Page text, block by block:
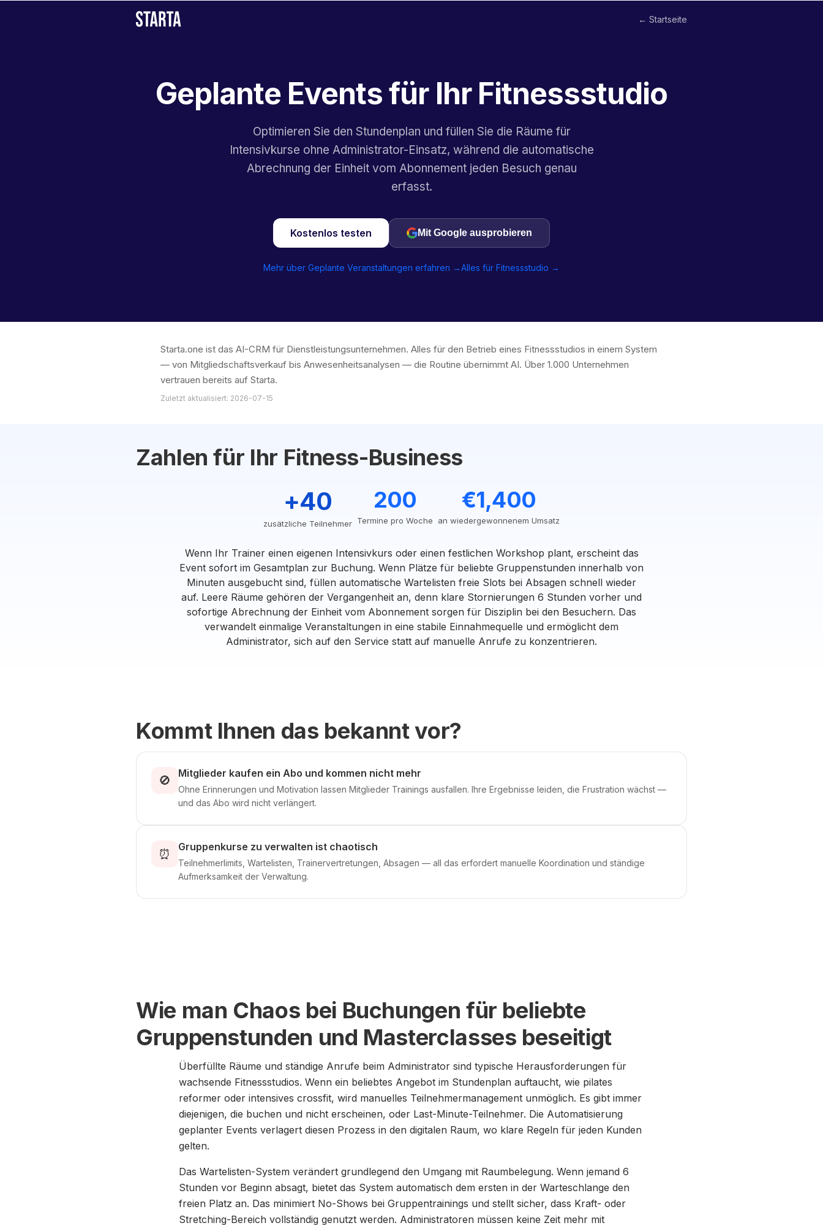
← Startseite
Geplante Events für Ihr Fitnessstudio
Optimieren Sie den Stundenplan und füllen Sie die Räume für
Intensivkurse ohne Administrator-Einsatz, während die automatische
Abrechnung der Einheit vom Abonnement jeden Besuch genau
erfasst.
Kostenlos testen Mit Google ausprobieren
Mehr über Geplante Veranstaltungen erfahren →Alles für Fitnessstudio →
Starta.one ist das AI-CRM für Dienstleistungsunternehmen. Alles für den Betrieb eines Fitnessstudios in einem System
— von Mitgliedschaftsverkauf bis Anwesenheitsanalysen — die Routine übernimmt AI. Über 1.000 Unternehmen
vertrauen bereits auf Starta.
Zuletzt aktualisiert: 2026-07-15
Zahlen für Ihr Fitness-Business
+40
zusätzliche Teilnehmer
200
Termine pro Woche
€1,400
an wiedergewonnenem Umsatz
Wenn Ihr Trainer einen eigenen Intensivkurs oder einen festlichen Workshop plant, erscheint das
Event sofort im Gesamtplan zur Buchung. Wenn Plätze für beliebte Gruppenstunden innerhalb von
Minuten ausgebucht sind, füllen automatische Wartelisten freie Slots bei Absagen schnell wieder
auf. Leere Räume gehören der Vergangenheit an, denn klare Stornierungen 6 Stunden vorher und
sofortige Abrechnung der Einheit vom Abonnement sorgen für Disziplin bei den Besuchern. Das
verwandelt einmalige Veranstaltungen in eine stabile Einnahmequelle und ermöglicht dem
Administrator, sich auf den Service statt auf manuelle Anrufe zu konzentrieren.
Kommt Ihnen das bekannt vor?
🚫 Mitglieder kaufen ein Abo und kommen nicht mehr
Ohne Erinnerungen und Motivation lassen Mitglieder Trainings ausfallen. Ihre Ergebnisse leiden, die Frustration wächst —
und das Abo wird nicht verlängert.
⏰ Gruppenkurse zu verwalten ist chaotisch
Teilnehmerlimits, Wartelisten, Trainervertretungen, Absagen — all das erfordert manuelle Koordination und ständige
Aufmerksamkeit der Verwaltung.
Wie man Chaos bei Buchungen für beliebte
Gruppenstunden und Masterclasses beseitigt
Überfüllte Räume und ständige Anrufe beim Administrator sind typische Herausforderungen für
wachsende Fitnessstudios. Wenn ein beliebtes Angebot im Stundenplan auftaucht, wie pilates
reformer oder intensives crossfit, wird manuelles Teilnehmermanagement unmöglich. Es gibt immer
diejenigen, die buchen und nicht erscheinen, oder Last-Minute-Teilnehmer. Die Automatisierung
geplanter Events verlagert diesen Prozess in den digitalen Raum, wo klare Regeln für jeden Kunden
gelten.
Das Wartelisten-System verändert grundlegend den Umgang mit Raumbelegung. Wenn jemand 6
Stunden vor Beginn absagt, bietet das System automatisch dem ersten in der Warteschlange den
freien Platz an. Das minimiert No-Shows bei Gruppentrainings und stellt sicher, dass Kraft- oder
Stretching-Bereich vollständig genutzt werden. Administratoren müssen keine Zeit mehr mit